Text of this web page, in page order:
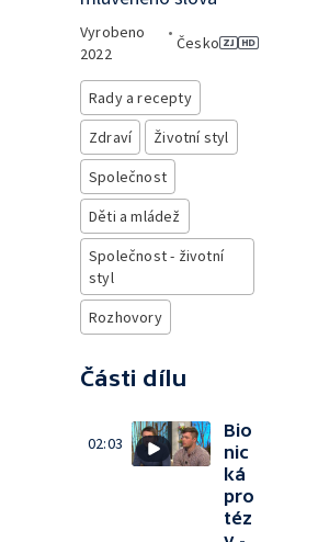
Vyrobeno
2022
•
Česko
Rady a recepty
Zdraví
Životní styl
Společnost
Děti a mládež
Společnost - životní
styl
Rozhovory
Části dílu
02:03
Bio
nic
ká
pro
téz